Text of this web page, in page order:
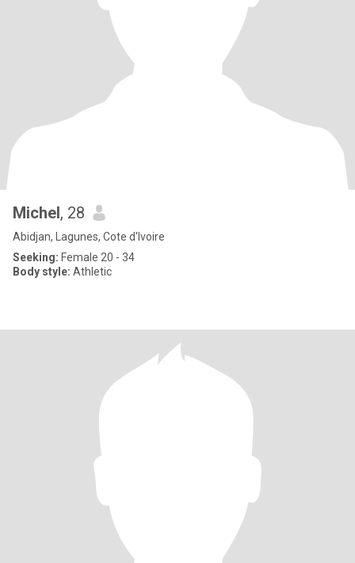
Michel, 28
Abidjan, Lagunes, Cote d'Ivoire
Seeking: Female 20 - 34
Body style: Athletic